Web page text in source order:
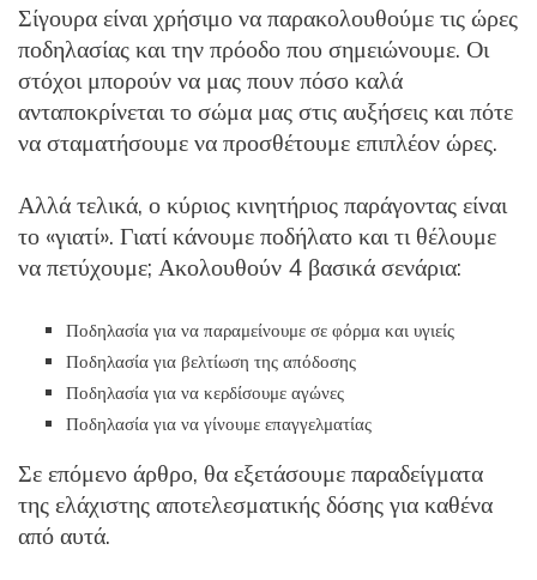
Σίγουρα είναι χρήσιμο να παρακολουθούμε τις ώρες
ποδηλασίας και την πρόοδο που σημειώνουμε. Οι
στόχοι μπορούν να μας πουν πόσο καλά
ανταποκρίνεται το σώμα μας στις αυξήσεις και πότε
να σταματήσουμε να προσθέτουμε επιπλέον ώρες.
Αλλά τελικά, ο κύριος κινητήριος παράγοντας είναι
το «γιατί». Γιατί κάνουμε ποδήλατο και τι θέλουμε
να πετύχουμε; Ακολουθούν 4 βασικά σενάρια:
Ποδηλασία για να παραμείνουμε σε φόρμα και υγιείς
Ποδηλασία για βελτίωση της απόδοσης
Ποδηλασία για να κερδίσουμε αγώνες
Ποδηλασία για να γίνουμε επαγγελματίας
Σε επόμενο άρθρο, θα εξετάσουμε παραδείγματα
της ελάχιστης αποτελεσματικής δόσης για καθένα
από αυτά.